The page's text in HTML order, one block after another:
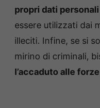
propri dati
essere utilizzati dai
illeciti. Infine, se si
mirino di criminali,
l’accaduto alle